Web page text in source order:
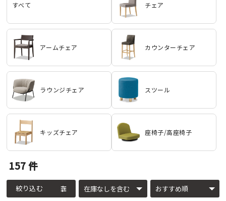
すべて チェア
アームチェア カウンターチェア
ラウンジチェア スツール
キッズチェア 座椅子/高座椅子
157件
絞り込む